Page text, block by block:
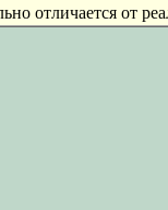
отличается от